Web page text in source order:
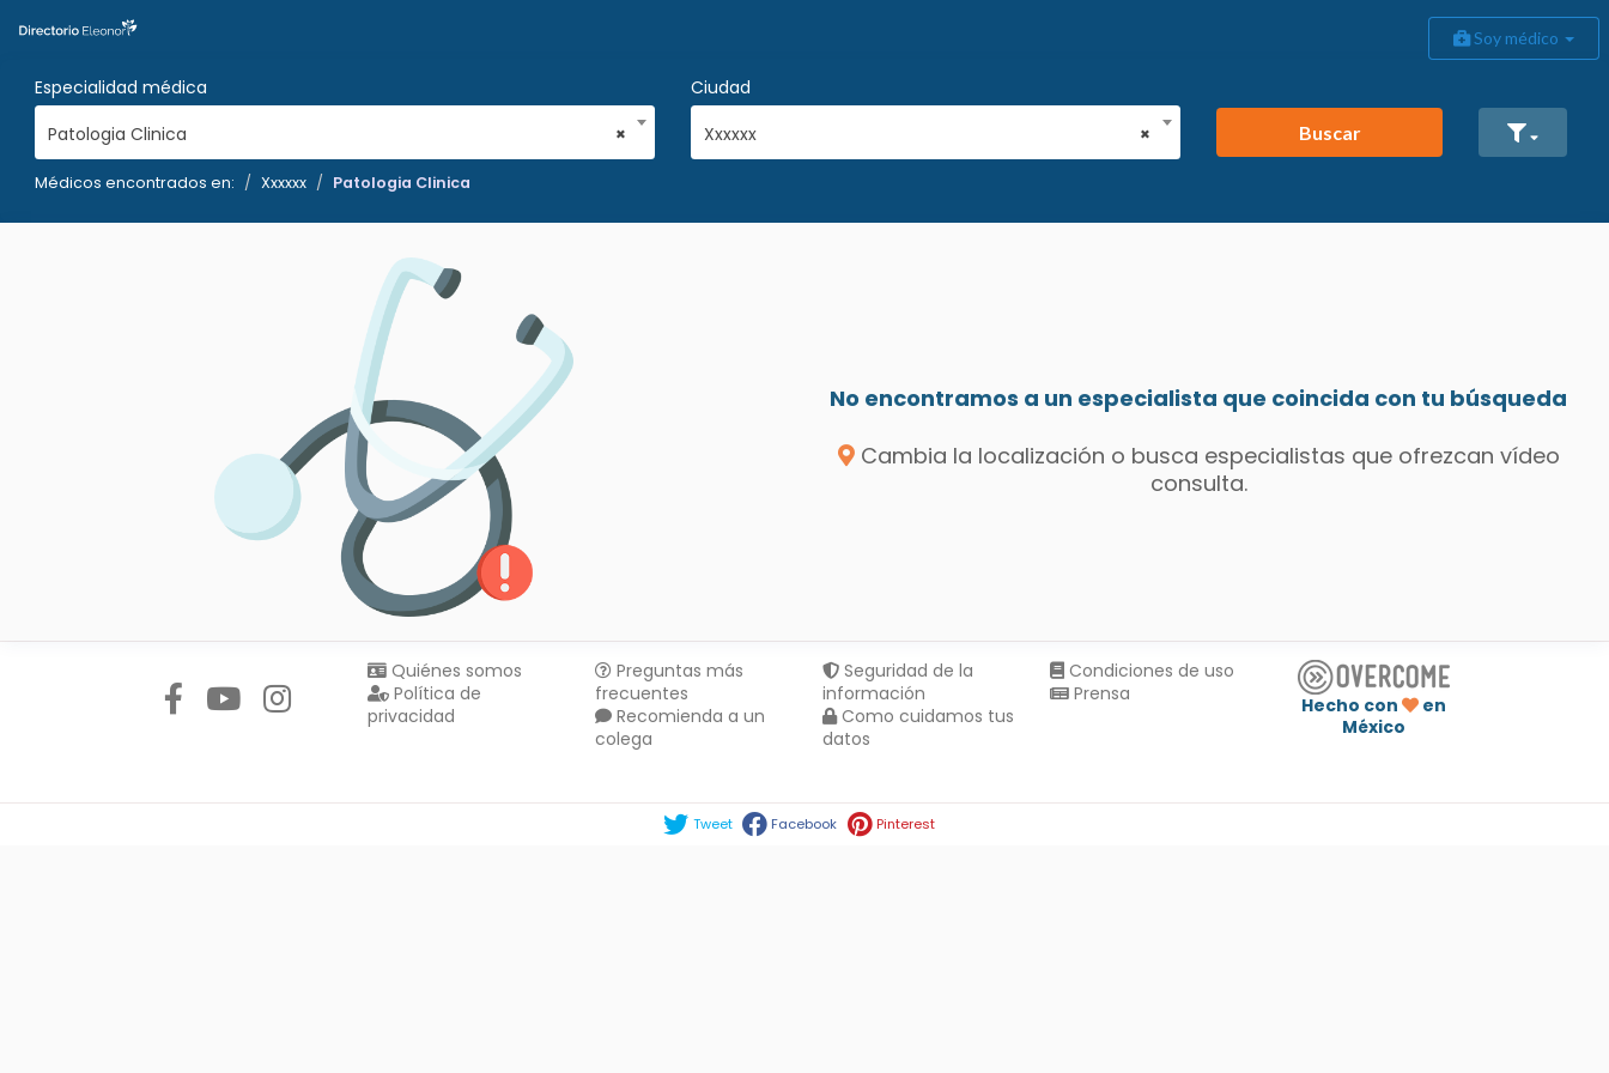
Soy médico
Especialidad médica
×
Patologia Clinica
Ciudad
×
Xxxxxx Buscar
Médicos encontrados en: Xxxxxx Patologia Clinica
No encontramos a un especialista que coincida con tu búsqueda
Cambia la localización o busca especialistas que ofrezcan vídeo
consulta.
Quiénes somos
Política de
privacidad
Preguntas más
frecuentes
Recomienda a un
colega
Seguridad de la
información
Como cuidamos tus
datos
Condiciones de uso
Prensa
Hecho con
en
México
Tweet Facebook Pinterest